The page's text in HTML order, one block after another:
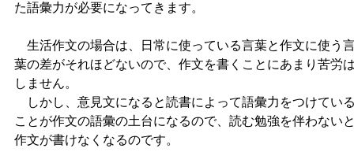
た語彙力が必要になってきます。
生活作文の場合は、日常に使っている言葉と作文に使う
葉の差がそれほどないので、作文を書くことにあまり苦労
しません。
しかし、意見文になると読書によって語彙力をつけてい
ことが作文の語彙の土台になるので、読む勉強を伴わない
作文が書けなくなるのです。